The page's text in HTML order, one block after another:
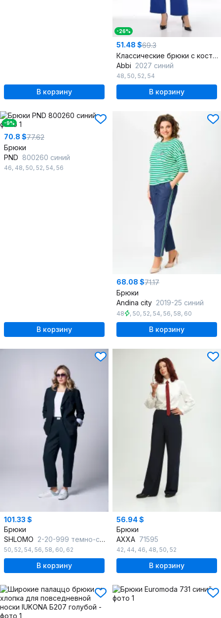
В корзину
-26%
51.48 $69.3
Классические брюки с костюмной тканью и притачным поясом
Abbi 2027 синий
48, 50, 52, 54
В корзину
-9%
70.8 $77.62
Брюки
PND 800260 синий
46, 48, 50, 52, 54, 56
В корзину
68.08 $71.17
Брюки
Andina city 2019-25 синий
48 , 50, 52, 54, 56, 58, 60
В корзину
101.33 $
Брюки
SHLOMO 2-20-999 темно-синий
50, 52, 54, 56, 58, 60, 62
В корзину
56.94 $
Брюки
AXXA 71595
42, 44, 46, 48, 50, 52
В корзину